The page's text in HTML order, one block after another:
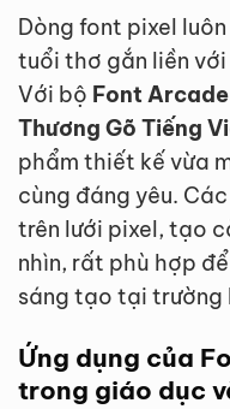
Dòng font pixel
tuổi thơ gắn liền
Với bộ Font
Thương Gõ Tiếng
phẩm thiết kế vừa
cùng đáng yêu.
trên lưới pixel, tạo
nhìn, rất phù hợp
sáng tạo tại trường
Ứng dụng của
trong giáo dục